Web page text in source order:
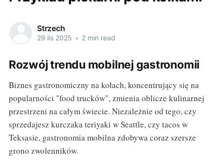
Strzech
29 lis 2025 • 2 min read
Rozwój trendu mobilnej gastronomii
Biznes gastronomiczny na kołach, koncentrujący się na
popularności "food trucków", zmienia oblicze kulinarnej
przestrzeni na całym świecie. Niezależnie od tego, czy
sprzedajesz kurczaka teriyaki w Seattle, czy tacos w
Teksasie, gastronomia mobilna zdobywa coraz szersze
grono zwolenników.